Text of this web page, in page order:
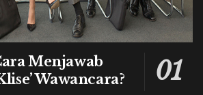
Menjawab
Wawancara?